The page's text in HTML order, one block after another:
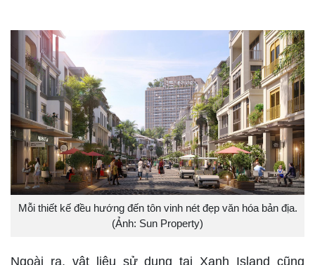
Mỗi thiết kế đều hướng đến tôn vinh nét đẹp văn hóa bản địa.
(Ảnh: Sun Property)
Ngoài ra, vật liệu sử dụng tại Xanh Island cũng